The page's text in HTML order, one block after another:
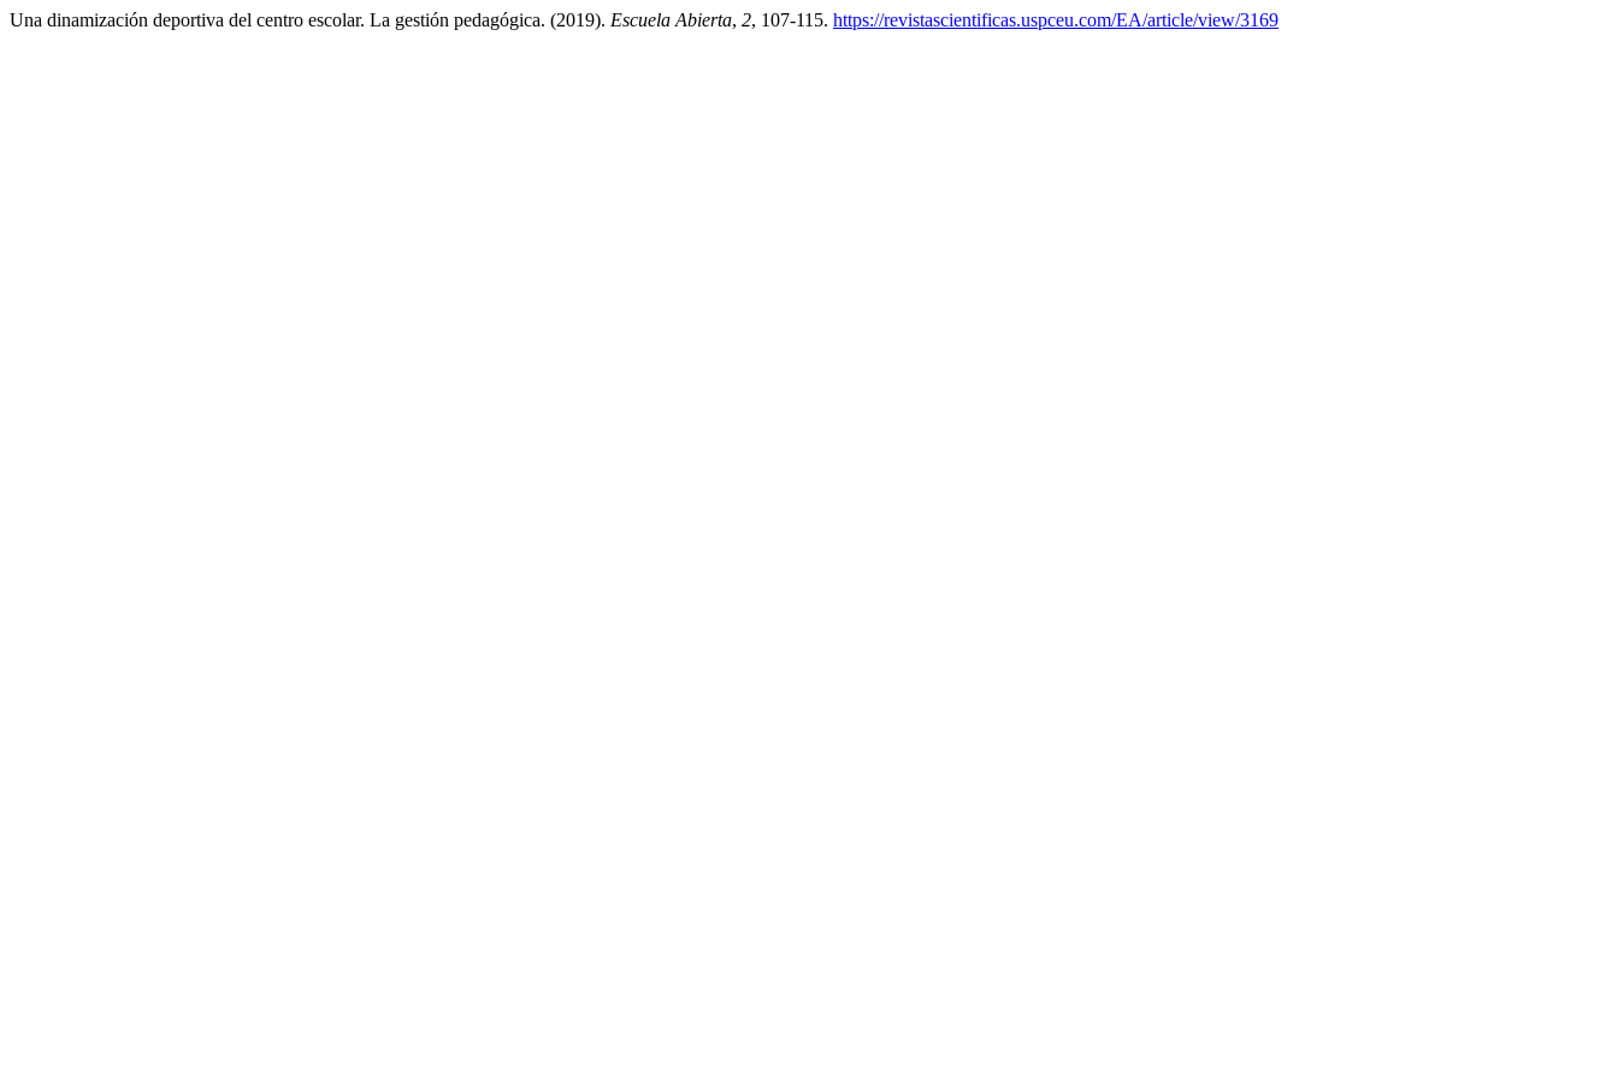
Una dinamización deportiva del centro escolar. La gestión pedagógica. (2019). Escuela Abierta, 2, 107-115. https://revistascientificas.uspceu.com/EA/article/view/3169